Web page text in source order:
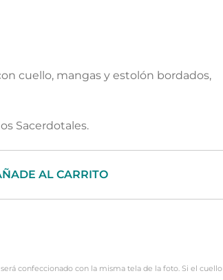
cuello, mangas y estolón bordados,
Sacerdotales.
AL CARRITO
confeccionado con la misma tela de la foto. Si el cuello